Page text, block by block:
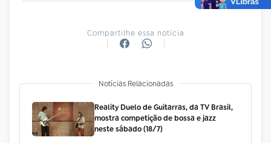
Compartilhe essa notícia
Notícias Relacionadas
Reality Duelo de Guitarras, da TV Brasil,
mostra competição de bossa e jazz
neste sábado (18/7)